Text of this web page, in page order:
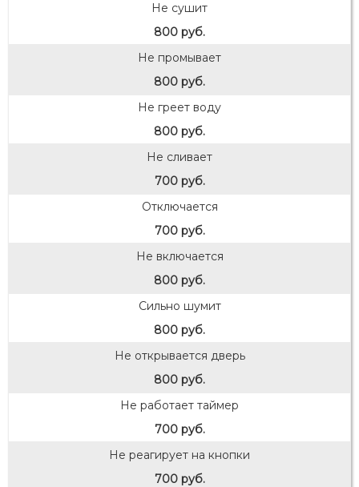
Не сушит
800 руб.
Не промывает
800 руб.
Не греет воду
800 руб.
Не сливает
700 руб.
Отключается
700 руб.
Не включается
800 руб.
Сильно шумит
800 руб.
Не открывается дверь
800 руб.
Не работает таймер
700 руб.
Не реагирует на кнопки
700 руб.